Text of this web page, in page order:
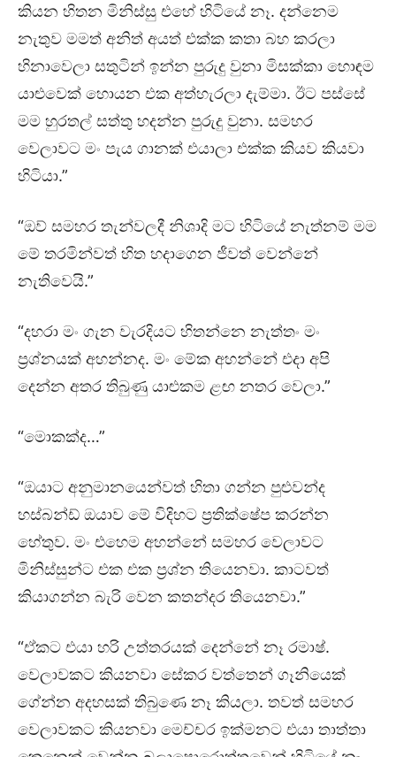
කියන හිතන මිනිස්සු එහේ හිටියේ නෑ. දන්නෙම
නැතුව මමත් අනිත් අයත් එක්ක කතා බහ කරලා
හිනාවෙලා සතුටින් ඉන්න පුරුදු වුනා මිසක්කා හොඳම
යාළුවෙක් හොයන එක අත්හැරලා දැම්මා. ඊට පස්සේ
මම හුරතල් සත්තු හදන්න පුරුදු වුනා. සමහර
වෙලාවට මං පැය ගානක් එයාලා එක්ක කියව කියවා
හිටියා.”
“ඔව් සමහර තැන්වලදී නිශාදි මට හිටියේ නැත්නම් මම
මේ තරමින්වත් හිත හදාගෙන ජීවත් වෙන්නේ
නැතිවෙයි.”
“දහරා මං ගැන වැරදියට හිතන්නෙ නැත්තං මං
ප්‍රශ්නයක් අහන්නද. මං මේක අහන්නේ එදා අපි
දෙන්න අතර තිබුණු යාළුකම ළඟ නතර වෙලා.”
“මොකක්ද…”
“ඔයාට අනුමානයෙන්වත් හිතා ගන්න පුළුවන්ද
හස්බන්ඩ් ඔයාව මේ විදිහට ප්‍රතික්ෂේප කරන්න
හේතුව. මං එහෙම අහන්නේ සමහර වෙලාවට
මිනිස්සුන්ට එක එක ප්‍රශ්න තියෙනවා. කාටවත්
කියාගන්න බැරි වෙන කතන්දර තියෙනවා.”
“ඒකට එයා හරි උත්තරයක් දෙන්නේ නෑ රමාෂ්.
වෙලාවකට කියනවා සේකර වත්තෙන් ගෑනියෙක්
ගේන්න අදහසක් තිබුණෙ නෑ කියලා. තවත් සමහර
වෙලාවකට කියනවා මෙච්චර ඉක්මනට එයා තාත්තා